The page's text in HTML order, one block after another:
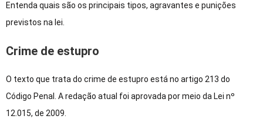
Entenda quais são os principais tipos, agravantes e punições
previstos na lei.
Crime de estupro
O texto que trata do crime de estupro está no artigo 213 do
Código Penal. A redação atual foi aprovada por meio da Lei nº
12.015, de 2009.